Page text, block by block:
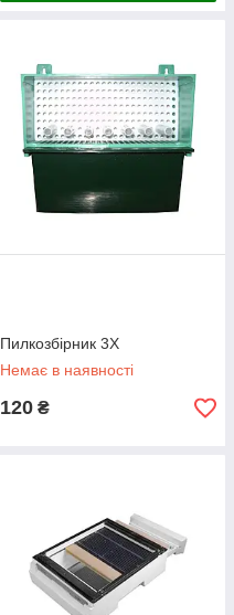
Пилкозбірник 3Х
Немає в наявності
120 ₴